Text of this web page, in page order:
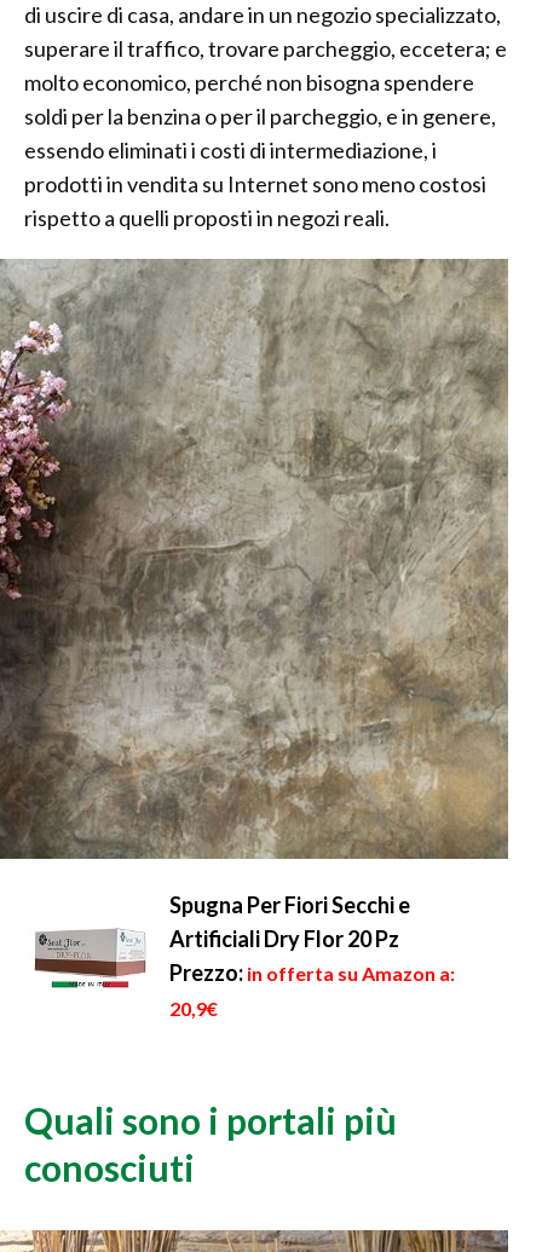
di uscire di casa, andare in un negozio specializzato,
superare il traffico, trovare parcheggio, eccetera; e
molto economico, perché non bisogna spendere
soldi per la benzina o per il parcheggio, e in genere,
essendo eliminati i costi di intermediazione, i
prodotti in vendita su Internet sono meno costosi
rispetto a quelli proposti in negozi reali.
Spugna Per Fiori Secchi e
Artificiali Dry Flor 20 Pz
Prezzo: in offerta su Amazon a:
20,9€
Quali sono i portali più
conosciuti